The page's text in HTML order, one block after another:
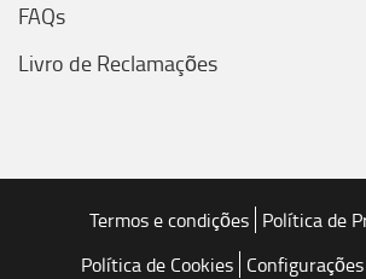
FAQs
Livro de Reclamações
Termos e condições Política de
Política de Cookies